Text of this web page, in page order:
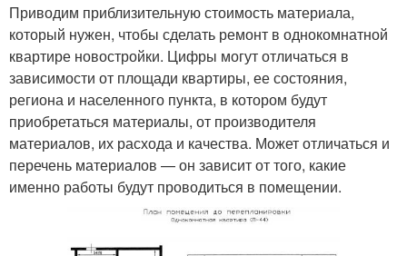
Приводим приблизительную стоимость материала,
который нужен, чтобы сделать ремонт в однокомнатной
квартире новостройки. Цифры могут отличаться в
зависимости от площади квартиры, ее состояния,
региона и населенного пункта, в котором будут
приобретаться материалы, от производителя
материалов, их расхода и качества. Может отличаться и
перечень материалов — он зависит от того, какие
именно работы будут проводиться в помещении.